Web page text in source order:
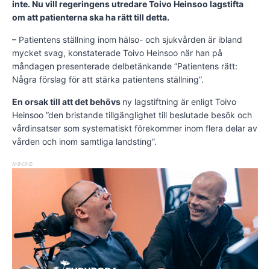
inte. Nu vill regeringens utredare Toivo Heinsoo lagstifta
om att patienterna ska ha rätt till detta.
– Patientens ställning inom hälso- och sjukvården är ibland
mycket svag, konstaterade Toivo Heinsoo när han på
måndagen presenterade delbetänkande ”Patientens rätt:
Några förslag för att stärka patientens ställning”.
En orsak till att det behövs ny lagstiftning är enligt Toivo
Heinsoo ”den bristande tillgänglighet till beslutade besök och
vårdinsatser som systematiskt förekommer inom flera delar av
vården och inom samtliga landsting”.
ANNONS